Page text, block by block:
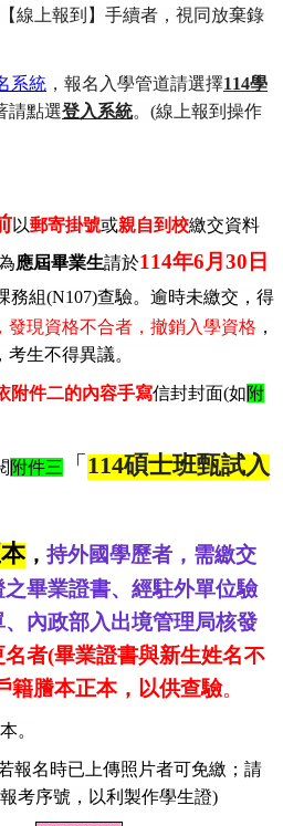
線上報到】手續者，視同放棄錄
系統 ，報名入學管道請選擇114學
請點選登入系統。 (線上報到操作
以郵寄掛號或親自到校繳交資料
應屆畢業生請於114年6月 30 日
務組(N107)查驗。逾時未繳交，得
發現資格不合者，撤銷入學資格 ，
生不得異議。
附件二的內容手寫信封封面(如附
附件三「 114碩士班甄試入
， 持外國學歷者，需繳交
畢業證書、經駐外單位驗
內政部入出境管理局核發
名者(畢業證書與新生姓名不
籍謄本正本，以供查驗。
。
報名時已上傳照片者可免繳；請
考序號，以利製作學生證)